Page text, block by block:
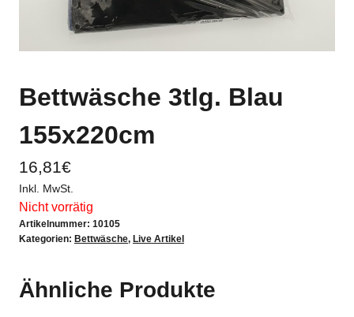
Bettwäsche 3tlg. Blau
155x220cm
16,81€
Inkl. MwSt.
Nicht vorrätig
Artikelnummer: 10105
Kategorien: Bettwäsche, Live Artikel
Ähnliche Produkte